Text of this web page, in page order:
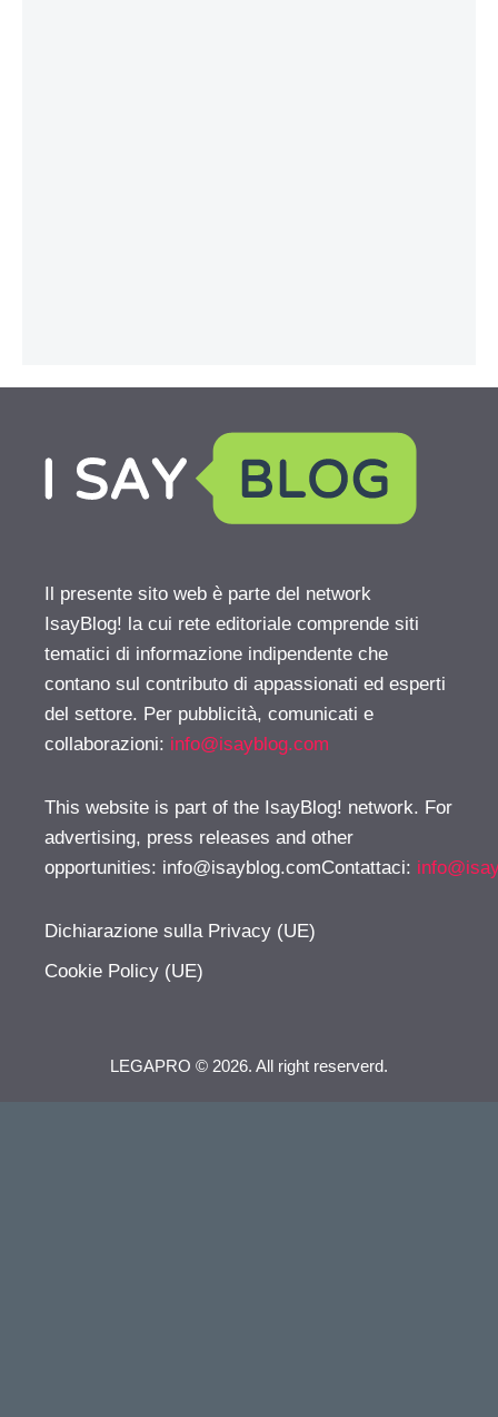
Il presente sito web è parte del network
IsayBlog! la cui rete editoriale comprende siti
tematici di informazione indipendente che
contano sul contributo di appassionati ed esperti
del settore. Per pubblicità, comunicati e
collaborazioni: info@isayblog.com
This website is part of the IsayBlog! network. For
advertising, press releases and other
opportunities: info@isayblog.comContattaci:
Dichiarazione sulla Privacy (UE)
Cookie Policy (UE)
LEGAPRO © 2026. All right reserverd.